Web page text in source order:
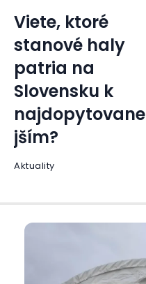
Viete, ktoré
stanové haly
patria na
Slovensku k
najdopytovane
jším?
Aktuality